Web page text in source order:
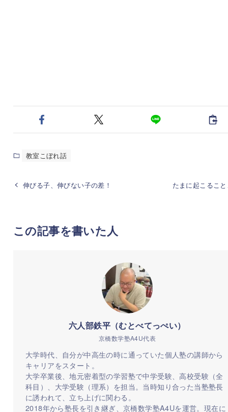
教室こぼれ話
伸びる子、伸びない子の差！ たまに起こるこ
この記事を書いた人
六人部鉄平（むとべてっぺい）
京橋数学塾A4U代表
大学時代、自分が中高生の時に通っていた個人塾の講師から
キャリアをスタート。
大学卒業後、地元密着型の学習塾で中学受験、高校受験（全
科目）、大学受験（理系）を担当。当時知り合った当塾塾長
に誘われて、立ち上げに関わる。
2018年から塾長を引き継ぎ、京橋数学塾A4Uを運営。現在に